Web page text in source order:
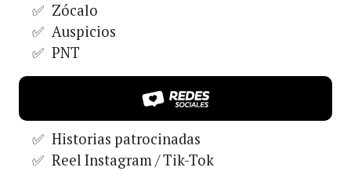
Zócalo
Auspicios
PNT
Historias patrocinadas
Reel Instagram / Tik-Tok